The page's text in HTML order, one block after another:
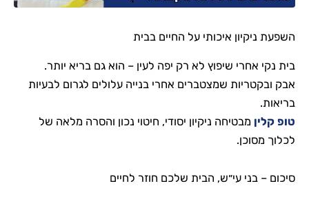
השפעת ניקיון איכותי על החיים בבית
בית נקי אחרי שיפוץ לא רק יפה לעין – הוא גם בריא יותר.
אבק ובקטריות שמצטברים אחרי בנייה עלולים לגרום לבעיות
בריאות.
טופ קלין מבטיחה ניקיון יסודי, חיטוי נכון והסרה מלאה של
לכלוך מסוכן.
סיכום – בני עי״ש, הבית שלכם חוזר לחיים